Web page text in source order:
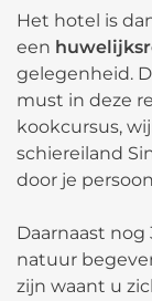
Het hotel is
een
gelegenheid.
must in deze
kookcursus,
schiereiland
door je
Daarnaast
natuur
zijn waant u